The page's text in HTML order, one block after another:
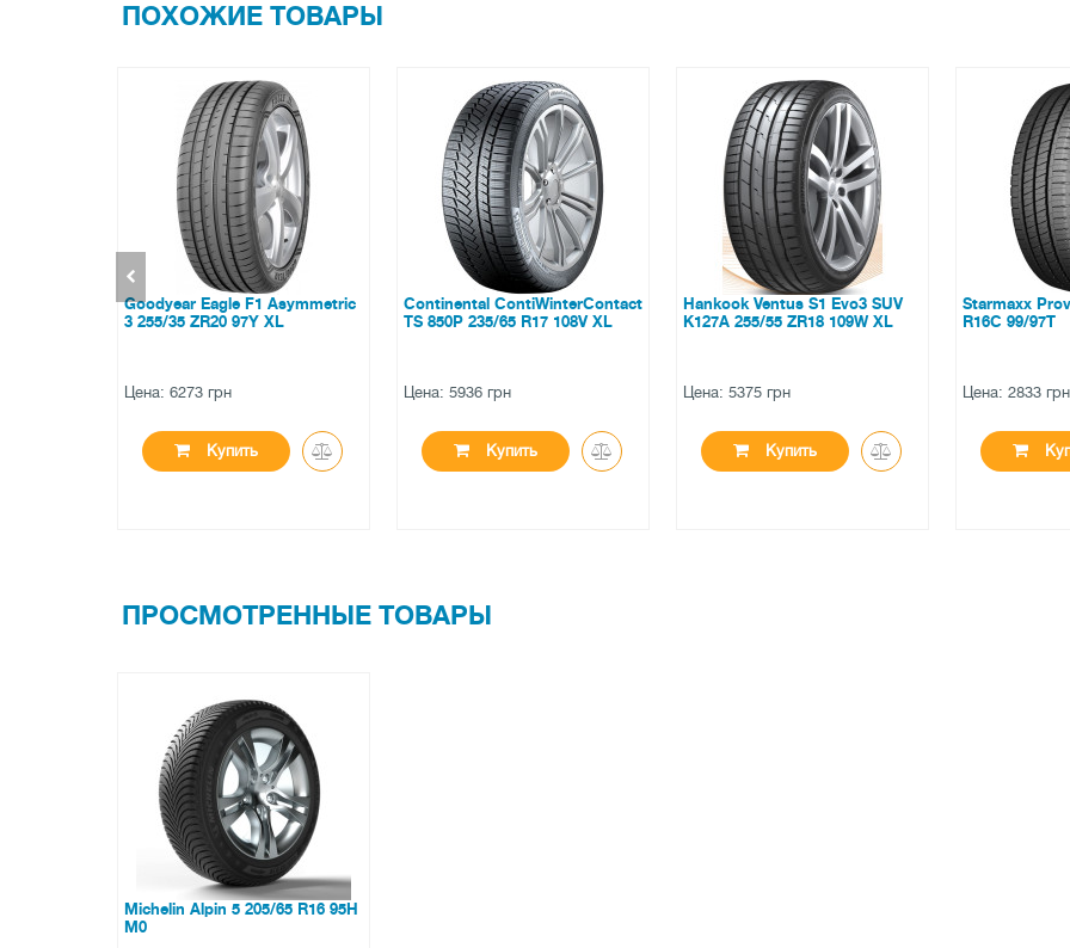
ПОХОЖИЕ ТОВАРЫ
Continental ContiWinterContact
TS 850P 235/65 R17 108V XL
Цена: 5936 грн
Купить
Hankook Ventus S1 Evo3 SUV
K127A 255/55 ZR18 109W XL
Цена: 5375 грн
Купить
Starmaxx Provan ST860 195/60
R16C 99/97T
Цена: 2833 грн
Купить
Hankook
265/50 ZR19
Цена: 7295 грн
ПРОСМОТРЕННЫЕ ТОВАРЫ
Michelin Alpin 5 205/65 R16 95H
M0